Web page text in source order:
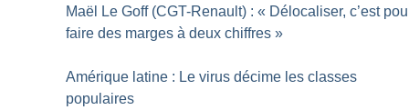
Maël Le Goff (CGT-Renault) : « Délocaliser, c’est
faire des marges à deux chiffres »
Amérique latine : Le virus décime les classes
populaires